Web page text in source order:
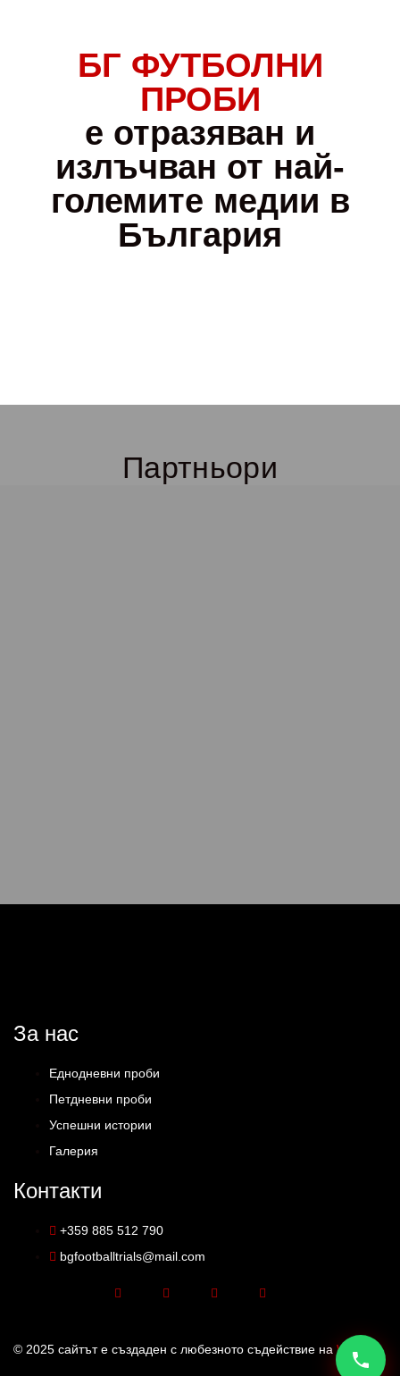
БГ ФУТБОЛНИ
ПРОБИ
е отразяван и
излъчван от най-
големите медии в
България
Партньори
За нас
Еднодневни проби
Петдневни проби
Успешни истории
Галерия
Контакти
+359 885 512 790
bgfootballtrials@mail.com
© 2025 сайтът е създаден с любезното съдействие на WD7